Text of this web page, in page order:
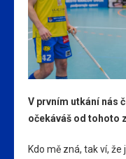
V prvním utkání nás
očekáváš od tohoto
Kdo mě zná, tak ví,